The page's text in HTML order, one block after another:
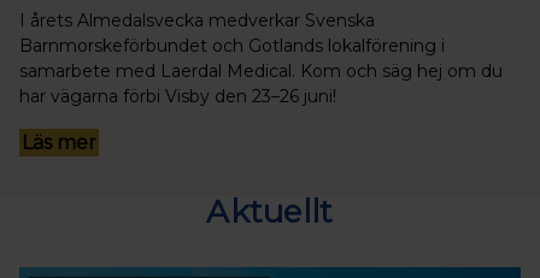
I årets Almedalsvecka medverkar Svenska
Barnmorskeförbundet och Gotlands lokalförening i
samarbete med Laerdal Medical. Kom och säg hej om du
har vägarna förbi Visby den 23–26 juni!
Läs mer
Aktuellt